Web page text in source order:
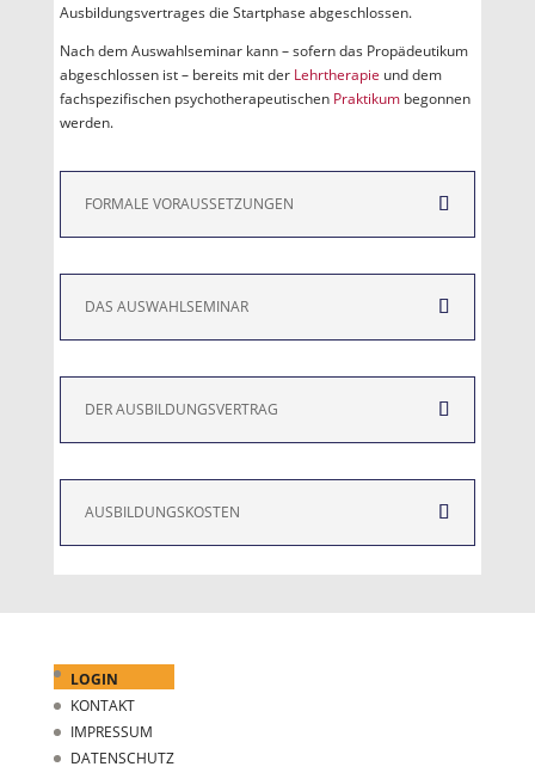
Ausbildungsvertrages die Startphase abgeschlossen.
Nach dem Auswahlseminar kann – sofern das Propädeutikum
abgeschlossen ist – bereits mit der Lehrtherapie und dem
fachspezifischen psychotherapeutischen Praktikumbegonnen
werden.
FORMALE VORAUSSETZUNGEN
DAS AUSWAHLSEMINAR
DER AUSBILDUNGSVERTRAG
AUSBILDUNGSKOSTEN
LOGIN
KONTAKT
IMPRESSUM
DATENSCHUTZ